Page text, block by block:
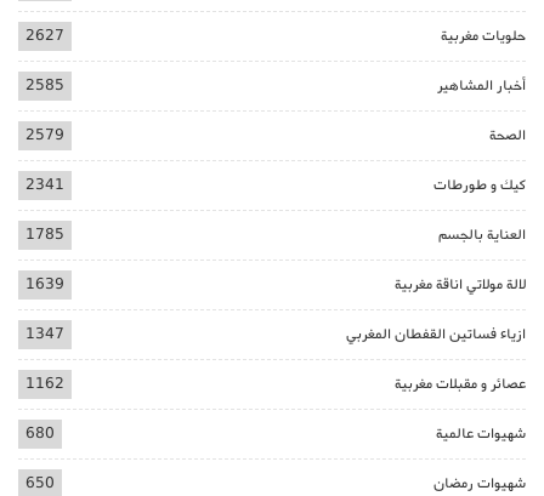
حلويات مغربية 2627
أخبار المشاهير 2585
الصحة 2579
كيك و طورطات 2341
العناية بالجسم 1785
لالة مولاتي اناقة مغربية 1639
ازياء فساتين القفطان المغربي 1347
عصائر و مقبلات مغربية 1162
شهيوات عالمية 680
شهيوات رمضان 650